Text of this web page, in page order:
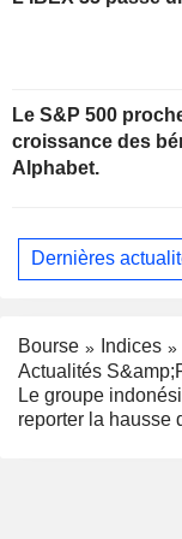
Le S&P 500
croissance des
Alphabet.
Dernières
Bourse Indices
Actualités
Le groupe
reporter la hausse